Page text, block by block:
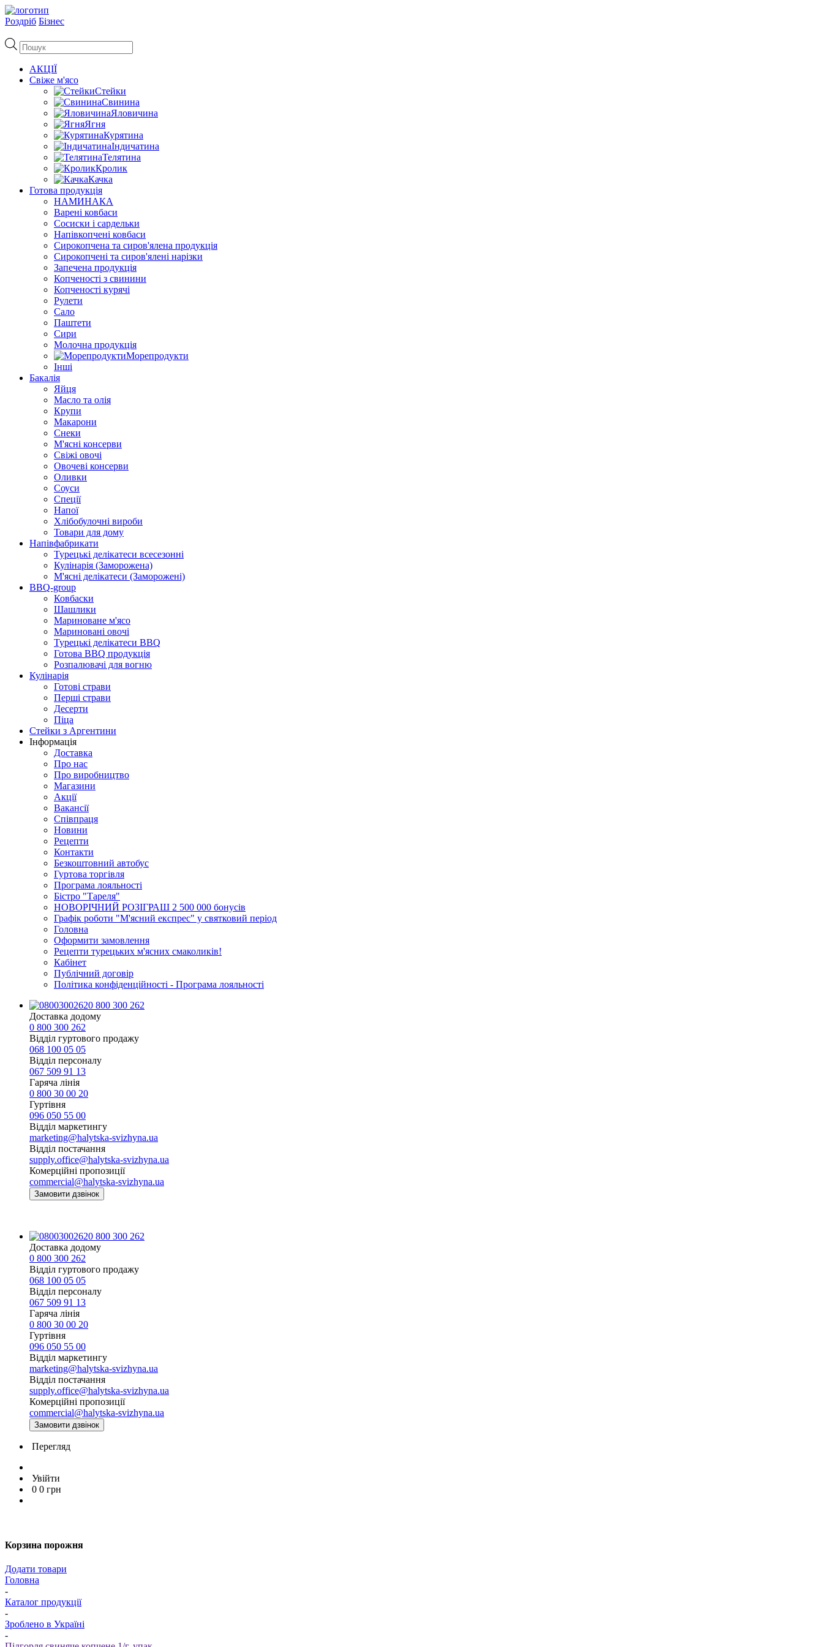
Роздріб Бізнес
Пошук
товарів
АКЦІЇ
Свіже м'ясо
Стейки
Свинина
Яловичина
Ягня
Курятина
Індичатина
Телятина
Кролик
Качка
Готова продукція
НАМИНАКА
Варені ковбаси
Сосиски і сардельки
Напівкопчені ковбаси
Сирокопчена та сиров'ялена продукція
Сирокопчені та сиров'ялені нарізки
Запечена продукція
Копченості з свинини
Копченості курячі
Рулети
Сало
Паштети
Сири
Молочна продукція
Морепродукти
Інші
Бакалія
Яйця
Масло та олія
Крупи
Макарони
Снеки
М'ясні консерви
Свіжі овочі
Овочеві консерви
Оливки
Соуси
Спеції
Напої
Хлібобулочні вироби
Товари для дому
Напівфабрикати
Турецькі делікатеси всесезонні
Кулінарія (Заморожена)
М'ясні делікатеси (Заморожені)
BBQ-group
Ковбаски
Шашлики
Мариноване м'ясо
Мариновані овочі
Турецькі делікатеси BBQ
Готова BBQ продукція
Розпалювачі для вогню
Кулінарія
Готові страви
Перші страви
Десерти
Піца
Стейки з Аргентини
Інформація
Доставка
Про нас
Про виробництво
Магазини
Акції
Вакансії
Співпраця
Новини
Рецепти
Контакти
Безкоштовний автобус
Гуртова торгівля
Програма лояльності
Бістро "Тареля"
НОВОРІЧНИЙ РОЗІГРАШ 2 500 000 бонусів
Графік роботи "М'ясний експрес" у святковий період
Головна
Оформити замовлення
Рецепти турецьких м'ясних смаколиків!
Кабінет
Публічний договір
Політика конфіденційності - Програма лояльності
0 800 300 262
Доставка додому
0 800 300 262
Відділ гуртового продажу
068 100 05 05​
Відділ персоналу
067 509 91 13
Гаряча лінія
0 800 30 00 20
Гуртівня
096 050 55 00
Відділ маркетингу
marketing@halytska-svizhyna.ua
Відділ постачання
supply.office@halytska-svizhyna.ua
Комерційні пропозиції
commercial@halytska-svizhyna.ua
Замовити дзвінок
0 800 300 262
Доставка додому
0 800 300 262
Відділ гуртового продажу
068 100 05 05​
Відділ персоналу
067 509 91 13
Гаряча лінія
0 800 30 00 20
Гуртівня
096 050 55 00
Відділ маркетингу
marketing@halytska-svizhyna.ua
Відділ постачання
supply.office@halytska-svizhyna.ua
Комерційні пропозиції
commercial@halytska-svizhyna.ua
Замовити дзвінок
Перегляд
Увійти
0 0 грн
Корзина порожня
Додати товари
Головна
-
Каталог продукції
-
Зроблено в Україні
-